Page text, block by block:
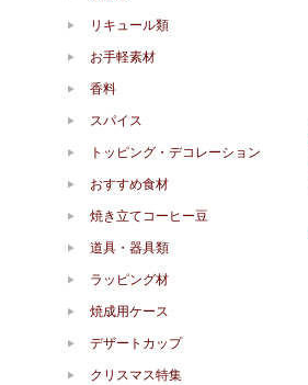
リキュール類
お手軽素材
香料
スパイス
トッピング・デコレーション
おすすめ食材
焼き立てコーヒー豆
道具・器具類
ラッピング材
焼成用ケース
デザートカップ
クリスマス特集